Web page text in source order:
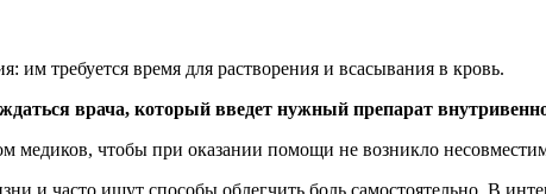
им требуется время для растворения и всасывания в кровь.
врача, который введет нужный препарат
медиков, чтобы при оказании помощи не возникло